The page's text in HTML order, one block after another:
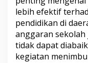
lebih efektif
pendidikan di
anggaran
tidak dapat
kegiatan